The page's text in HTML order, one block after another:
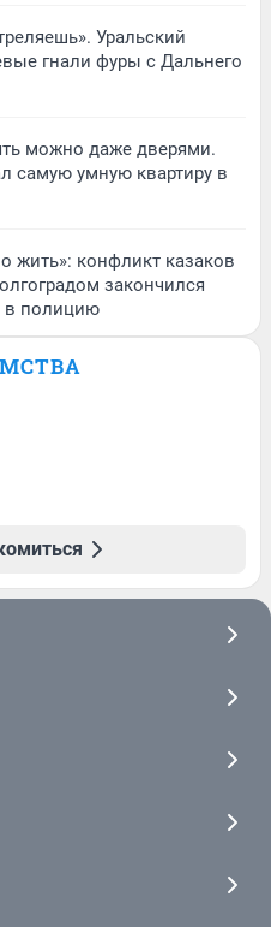
Уральский
гнали фуры с Дальнего
можно даже дверями.
самую умную квартиру в
жить»: конфликт казаков
закончился
в полицию